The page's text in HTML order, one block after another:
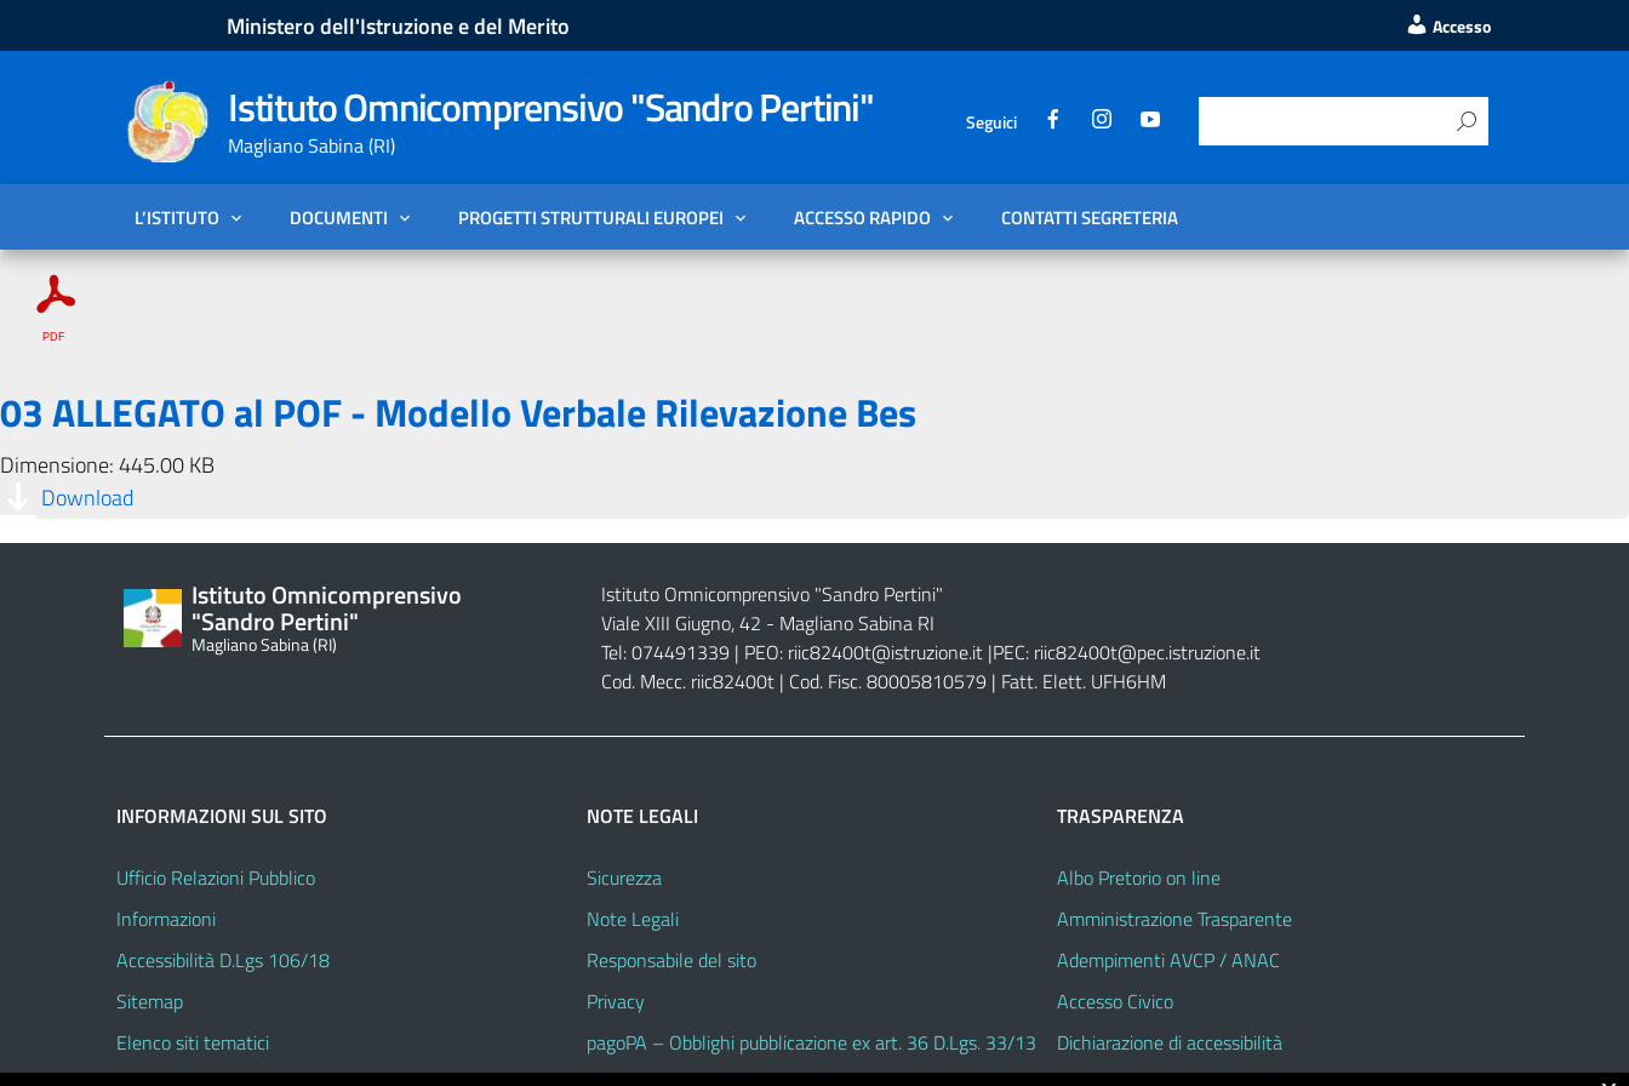
Ministero dell'Istruzione e del Merito Accesso
Istituto Omnicomprensivo "Sandro Pertini"
Magliano Sabina (RI)
Seguici
L’ISTITUTO DOCUMENTI PROGETTI STRUTTURALI EUROPEI ACCESSO RAPIDO CONTATTI SEGRETERIA
03 ALLEGATO al POF - Modello Verbale Rilevazione Bes
Dimensione: 445.00 KB
Download
Istituto Omnicomprensivo
"Sandro Pertini"
Magliano Sabina (RI)
Istituto Omnicomprensivo "Sandro Pertini"
Viale XIII Giugno, 42 - Magliano Sabina RI
Tel: 074491339 | PEO: riic82400t@istruzione.it |PEC: riic82400t@pec.istruzione.it
Cod. Mecc. riic82400t | Cod. Fisc. 80005810579 | Fatt. Elett. UFH6HM
INFORMAZIONI SUL SITO
Ufficio Relazioni Pubblico
Informazioni
Accessibilità D.Lgs 106/18
Sitemap
Elenco siti tematici
NOTE LEGALI
Sicurezza
Note Legali
Responsabile del sito
Privacy
pagoPA – Obblighi pubblicazione ex art. 36 D.Lgs. 33/13
TRASPARENZA
Albo Pretorio on line
Amministrazione Trasparente
Adempimenti AVCP / ANAC
Accesso Civico
Dichiarazione di accessibilità